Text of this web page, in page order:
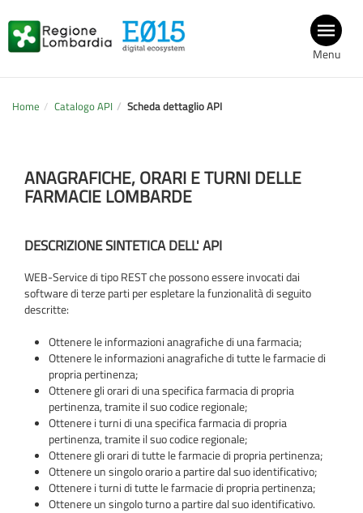
Menu
Home Catalogo API Scheda dettaglio API
ANAGRAFICHE, ORARI E TURNI DELLE
FARMACIE LOMBARDE
DESCRIZIONE SINTETICA DELL' API
WEB-Service di tipo REST che possono essere invocati dai
software di terze parti per espletare la funzionalità di seguito
descritte:
Ottenere le informazioni anagrafiche di una farmacia;
Ottenere le informazioni anagrafiche di tutte le farmacie di
propria pertinenza;
Ottenere gli orari di una specifica farmacia di propria
pertinenza, tramite il suo codice regionale;
Ottenere i turni di una specifica farmacia di propria
pertinenza, tramite il suo codice regionale;
Ottenere gli orari di tutte le farmacie di propria pertinenza;
Ottenere un singolo orario a partire dal suo identificativo;
Ottenere i turni di tutte le farmacie di propria pertinenza;
Ottenere un singolo turno a partire dal suo identificativo.